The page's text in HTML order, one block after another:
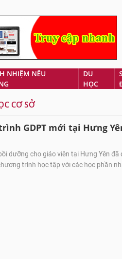
NHIỆM NÊU
DU
HỌC
CƠ SỞ
GDPT mới tại Hưng
dưỡng cho giáo viên tại Hưng Yên đã
trình học tập với các học phần